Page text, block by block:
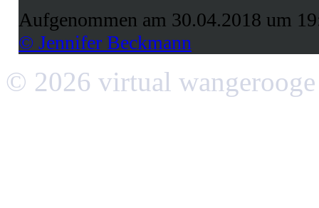
Aufgenommen am 30.04.2018 um
© Jennifer Beckmann
© 2026 virtual wangerooge